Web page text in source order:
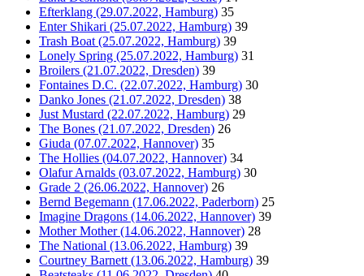
Efterklang (29.07.2022, Hamburg) 35
Enter Shikari (25.07.2022, Hamburg) 39
Trash Boat (25.07.2022, Hamburg) 39
Lonely Spring (25.07.2022, Hamburg) 31
Broilers (21.07.2022, Dresden) 39
Fontaines D.C. (22.07.2022, Hamburg) 30
Danko Jones (21.07.2022, Dresden) 38
Just Mustard (22.07.2022, Hamburg) 29
The Bones (21.07.2022, Dresden) 26
Giuda (07.07.2022, Hannover) 35
The Hollies (04.07.2022, Hannover) 34
Olafur Arnalds (03.07.2022, Hamburg) 30
Grade 2 (26.06.2022, Hannover) 26
Bernd Begemann (17.06.2022, Paderborn) 25
Imagine Dragons (14.06.2022, Hannover) 39
Mother Mother (14.06.2022, Hannover) 28
The National (13.06.2022, Hamburg) 39
Courtney Barnett (13.06.2022, Hamburg) 39